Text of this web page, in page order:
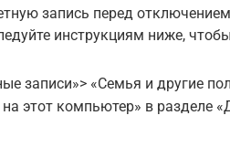
запись перед
инструкциям ниже,
записи»> «Семья и другие
этот компьютер» в разделе